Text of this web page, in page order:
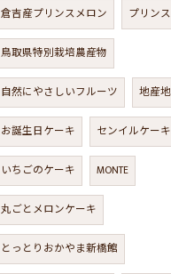
倉吉産プリンスメロン プリン
鳥取県特別栽培農産物
自然にやさしいフルーツ 地産
お誕生日ケーキ センイルケーキ
いちごのケーキ MONTE
丸ごとメロンケーキ
とっとりおかやま新橋館